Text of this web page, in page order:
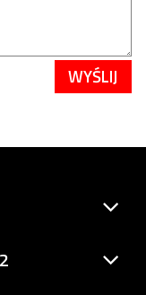
WYŚLIJ